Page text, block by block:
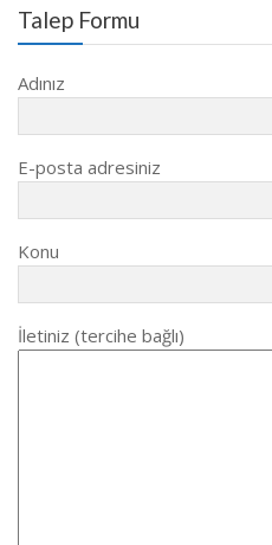
Talep Formu
Adınız
E-posta adresiniz
Konu
İletiniz (tercihe bağlı)